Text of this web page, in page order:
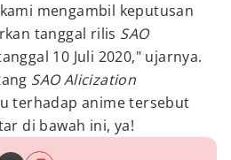
mengambil keputusan
tanggal rilis SAO
10 Juli 2020," ujarnya.
SAO Alicization
terhadap anime tersebut
di bawah ini, ya!